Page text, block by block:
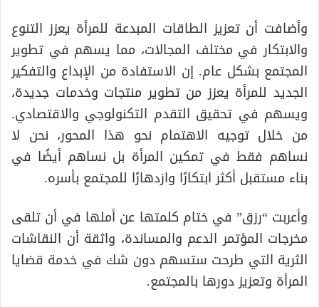
وأضافت أن تعزيز الطاقات المبدعة للمرأة يعزز التنوع
والابتكار في مختلف المجالات، مما يسهم في تطوير
المجتمع بشكل عام. إن الاستفادة من الإبداع والتفكير
الجديد للمرأة يعزز من تطوير منتجات وخدمات جديدة،
ويسهم في تحقيق التقدم التكنولوجي والاقتصادي.
من خلال توجيه الاهتمام نحو هذا المحور، نحن لا
نساهم فقط في تمكين المرأة بل نساهم أيضًا في
بناء مستقبل أكثر ابتكارًا وازدهارًا للمجتمع بأسره.
وأعربت “رزق” في ختام كلمتها عن أملها في أن تلقى
مخرجات المؤتمر الدعم والمساندة، واثقة أن النقاشات
الثرية التي طرحت ستسهم دون شك في خدمة قضايا
المرأة وتعزيز دورها بالمجتمع.